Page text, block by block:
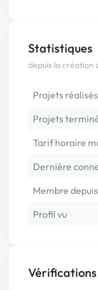
Statistiques
depuis la création
Projets réalisés
Projets
Tarif horaire
Dernière
Membre depuis
Profil vu
Vérifications